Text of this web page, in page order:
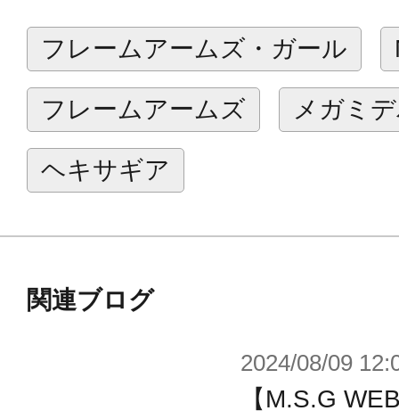
フレームアームズ・ガール
フレームアームズ メガミ
ヘキサギア
関連ブログ
2024/08/09
【M.S.G